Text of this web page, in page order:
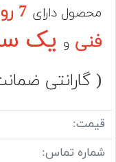
قیمت
محصول دارای
7
فنی و یک
( گارانتی
قیمت:
شماره تماس: